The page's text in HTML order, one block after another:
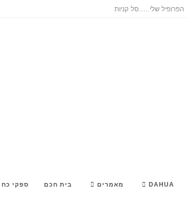
הפרופיל שלי…..סל קניות
ספקי כח בית חכם מאמרים DAHUA